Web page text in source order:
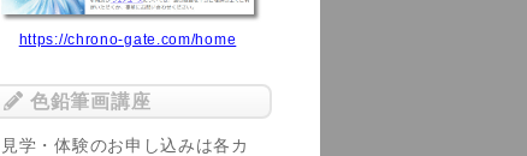
https://chrono-gate.com/home
色鉛筆画講座
見学・体験のお申し込みは各カ